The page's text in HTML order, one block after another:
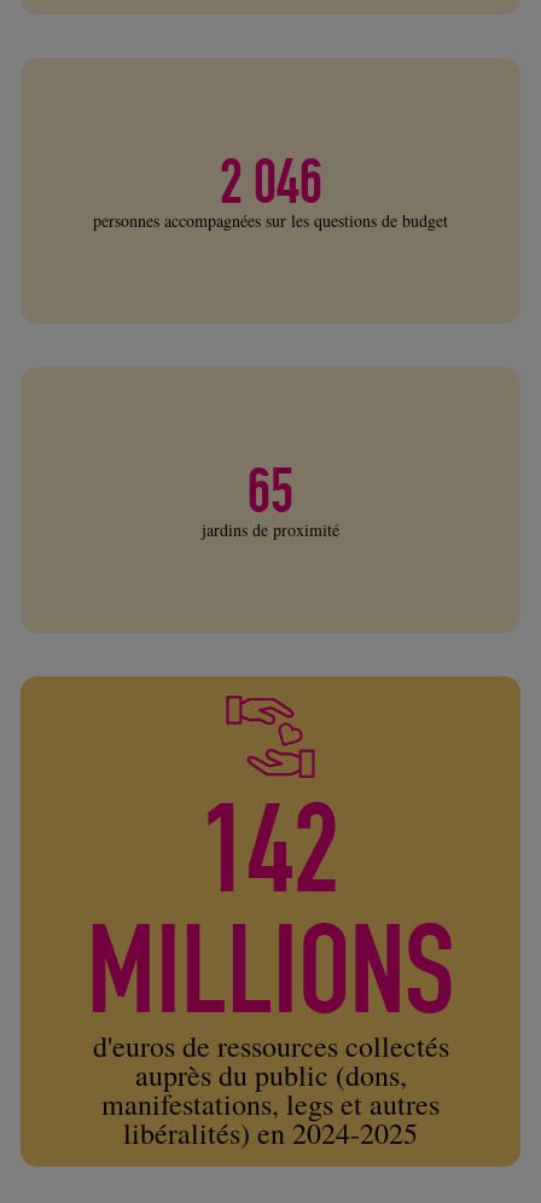
2 046
personnes accompagnées sur les questions de budget
65
jardins de proximité
142
MILLIONS
d'euros de ressources collectés
auprès du public (dons,
manifestations, legs et autres
libéralités) en 2024-2025